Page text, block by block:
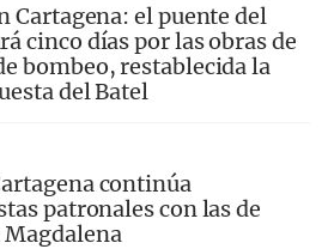
Cartagena: el puente del
cinco días por las obras de
bombeo, restablecida la
del Batel
continúa
patronales con las de
Magdalena